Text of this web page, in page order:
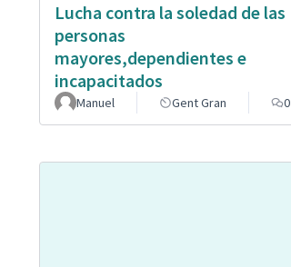
Lucha contra la soledad de las
personas
mayores,dependientes e
incapacitados
Manuel Gent Gran 0